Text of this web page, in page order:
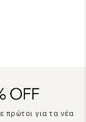
πρώτοι για τα νέα